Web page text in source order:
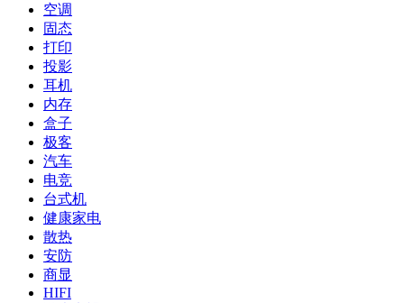
空调
固态
打印
投影
耳机
内存
盒子
极客
汽车
电竞
台式机
健康家电
散热
安防
商显
HIFI